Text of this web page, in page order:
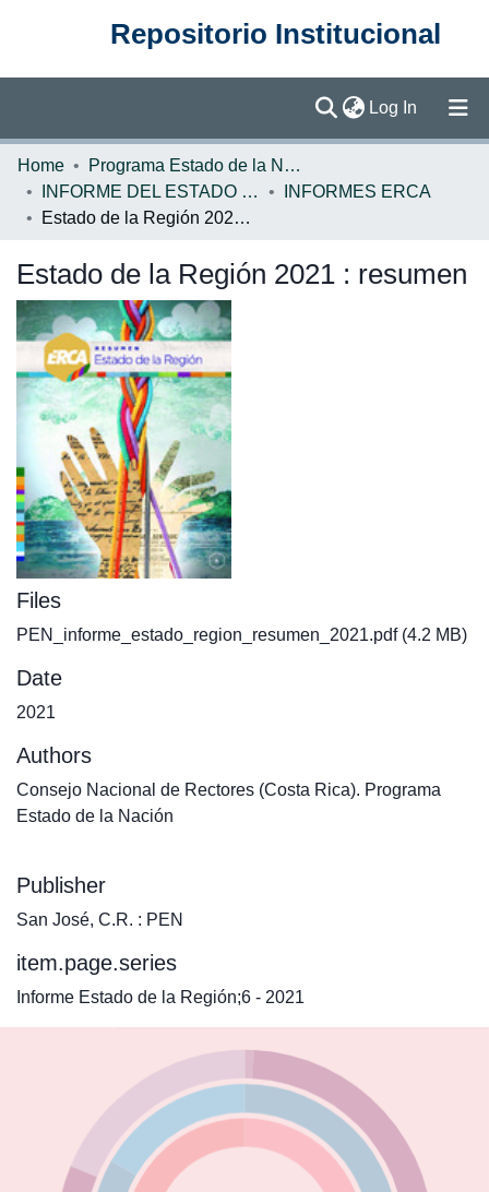
Repositorio Institucional
Log In (current)
Communities & Collections
Home
Programa Estado de la Nación (PEN)
INFORME DEL ESTADO DE LA REGION
INFORMES ERCA
Estado de la Región 2021 : resumen
Estado de la Región 2021 : resumen
Files
PEN_informe_estado_region_resumen_2021.pdf(4.2 MB)
Date
2021
Authors
Consejo Nacional de Rectores (Costa Rica). Programa
Estado de la Nación
Publisher
San José, C.R. : PEN
item.page.series
Informe Estado de la Región;6 - 2021